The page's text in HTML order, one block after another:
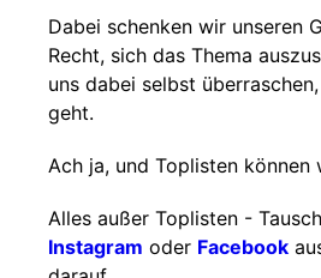
Dabei schenken wir unseren
Recht, sich das Thema
uns dabei selbst
geht.
Ach ja, und Toplisten können
Alles außer Toplisten -
Instagram oder Facebook